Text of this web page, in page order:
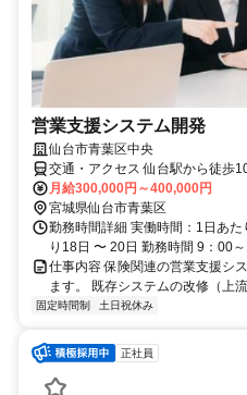
営業支援システム開発
仙台市青葉区中央
交通・アクセス 仙台駅から徒歩
月給300,000円～400,000円
宮城県仙台市青葉区
勤務時間詳細 実働時間：1日あ
り18日 〜 20日 勤務時間 9：00
仕事内容 保険関連の営業支援シ
ます。 既存システムの改修（上
固定時間制 土日祝休み
正社員